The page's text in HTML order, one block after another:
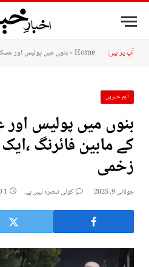
آپ پر ہیں: Home
»بنوں میں پولیس اور عسکریت
اہم خبریں
بنوں میں پولیس
کے مابین فائرنگ
زخمی
جولائی 9, 2025 کوئی تبصرہ نہیں ہے۔ 1 MIN READ